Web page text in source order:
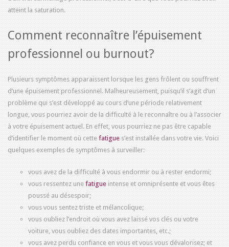
atteint la saturation.
Comment reconnaître l’épuisement
professionnel ou burnout?
Plusieurs symptômes apparaissent lorsque les gens frôlent ou souffrent
d’une épuisement professionnel. Malheureusement, puisqu’il s’agit d’un
problème qui s’est développé au cours d’une période relativement
longue, vous pourriez avoir de la difficulté à le reconnaître ou à l’associer
à votre épuisement actuel. En effet, vous pourriez ne pas être capable
d’identifier le moment où cette fatigue s’est installée dans votre vie. Voici
quelques exemples de symptômes à surveiller:
vous avez de la difficulté à vous endormir ou à rester endormi;
vous ressentez une fatigue intense et omniprésente et vous êtes
poussé au désespoir;
vous vous sentez triste et mélancolique;
vous oubliez l’endroit où vous avez laissé vos clés ou votre
voiture, vous oubliez des dates importantes, etc.;
vous avez perdu confiance en vous et vous vous dévalorisez; et